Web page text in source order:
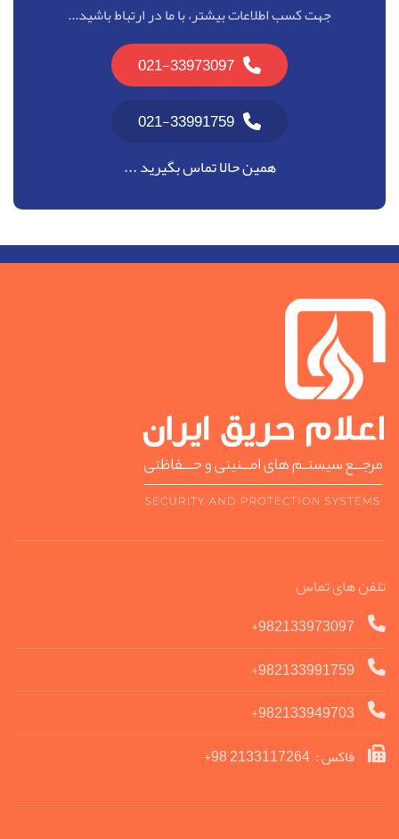
جهت کسب اطلاعات بیشتر، با ما در ارتباط باشید...
021-33973097
021-33991759
همین حالا تماس بگیرید ...
تلفن های تماس
982133973097+
982133991759+
982133949703+
فاکس : 2133117264 98+